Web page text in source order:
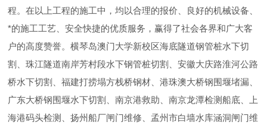
程。在以上工程的施工中，均以合理的报价、良好的机械设备、
*的施工工艺、安全快捷的优质服务，赢得了社会各界和广大客
户的高度赞誉。横琴岛澳门大学新校区海底隧道钢管桩水下切
割、珠江隧道南岸芳村段水下钢管桩切割、安徽大庆路淮河公路
桥水下切割、福建打捞塌方栈桥钢材、港珠澳大桥钢围堰堵漏、
广东大桥钢围堰水下切割、南京港救助、南京龙潭检测船底、上
海港码头检测、扬州船厂闸门维修、孟州市白墙水库涵洞闸门维